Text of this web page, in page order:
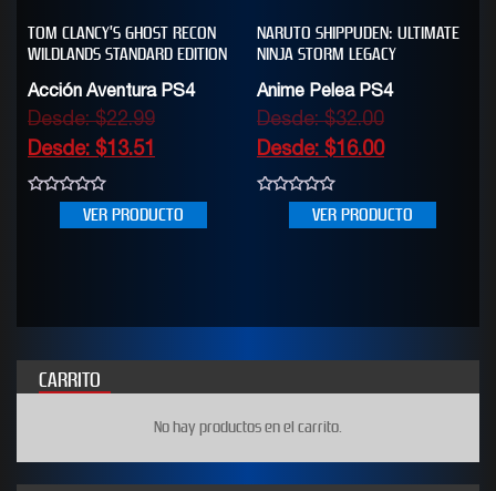
TOM CLANCY’S GHOST RECON
WILDLANDS STANDARD EDITION
Acción Aventura PS4
Desde:$22.99
Desde: $13.51
VER PRODUCTO
NARUTO SHIPPUDEN: ULTIMATE
NINJA STORM LEGACY
Anime Pelea PS4
Desde:$32.00
Desde: $16.00
VER PRODUCTO
CARRITO
No hay productos en el carrito.